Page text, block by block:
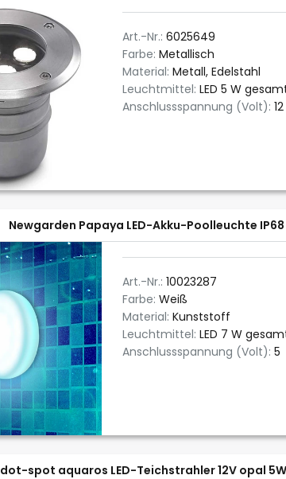
Art.-Nr.: 6025649
Farbe: Metallisch
Material: Metall, Edelstahl
Leuchtmittel: LED 5 W
Anschlussspannung (Volt): 12
Newgarden Papaya LED-Akku-Poolleuchte IP68
Art.-Nr.: 10023287
Farbe: Weiß
Material: Kunststoff
Leuchtmittel: LED 7 W
Anschlussspannung (Volt): 5
dot-spot aquaros LED-Teichstrahler 12V opal